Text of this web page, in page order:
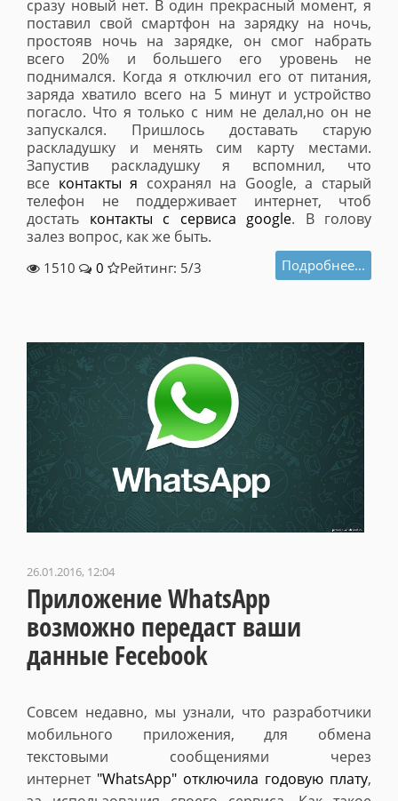
сразу новый нет. В один прекрасный момент, я
поставил свой смартфон на зарядку на ночь,
простояв ночь на зарядке, он смог набрать
всего 20% и большего его уровень не
поднимался. Когда я отключил его от питания,
заряда хватило всего на 5 минут и устройство
погасло. Что я только с ним не делал,но он не
запускался. Пришлось доставать старую
раскладушку и менять сим карту местами.
Запустив раскладушку я вспомнил, что
все контакты я сохранял на Google, а старый
телефон не поддерживает интернет, чтоб
достать контакты с сервиса google. В голову
залез вопрос, как же быть.
1510 0 Рейтинг: 5/3 Подробнее...
26.01.2016, 12:04
Приложение WhatsApp
возможно передаст ваши
данные Fecebook
Совсем недавно, мы узнали, что разработчики
мобильного приложения, для обмена
текстовыми сообщениями через
интернет "WhatsApp" отключила годовую плату,